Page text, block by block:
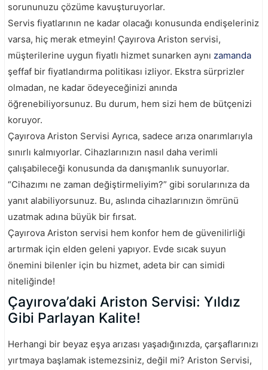
sorununuzu çözüme kavuşturuyorlar.
Servis fiyatlarının ne kadar olacağı konusunda endişeleriniz
varsa, hiç merak etmeyin! Çayırova Ariston servisi,
müşterilerine uygun fiyatlı hizmet sunarken aynı zamanda
şeffaf bir fiyatlandırma politikası izliyor. Ekstra sürprizler
olmadan, ne kadar ödeyeceğinizi anında
öğrenebiliyorsunuz. Bu durum, hem sizi hem de bütçenizi
koruyor.
Çayırova Ariston Servisi Ayrıca, sadece arıza onarımlarıyla
sınırlı kalmıyorlar. Cihazlarınızın nasıl daha verimli
çalışabileceği konusunda da danışmanlık sunuyorlar.
“Cihazımı ne zaman değiştirmeliyim?” gibi sorularınıza da
yanıt alabiliyorsunuz. Bu, aslında cihazlarınızın ömrünü
uzatmak adına büyük bir fırsat.
Çayırova Ariston servisi hem konfor hem de güvenilirliği
artırmak için elden geleni yapıyor. Evde sıcak suyun
önemini bilenler için bu hizmet, adeta bir can simidi
niteliğinde!
Çayırova’daki Ariston Servisi: Yıldız
Gibi Parlayan Kalite!
Herhangi bir beyaz eşya arızası yaşadığınızda, çarşaflarınızı
yırtmaya başlamak istemezsiniz, değil mi? Ariston Servisi,